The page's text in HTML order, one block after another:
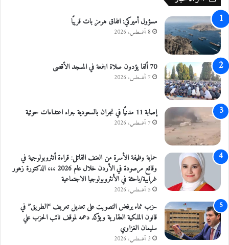
ل
م
ن
ت
ج
ا
ت
ا
ل
ز
ر
ع
ي
ة
ي
ر
ا
م
ا
ل
t
h
e
f
o
d
d
e
r
b
i
l
مسؤول أميركي: اتفاق هرمز بات قريبًا
8 أغسطس، 2026
70 ألفا يؤدون صلاة الجمعة في المسجد الأقصى
7 أغسطس، 2026
إصابة 11 مدنيًا في نجران بالسعودية جراء اعتداءات حوثية
7 أغسطس، 2026
حماية وظيفة الأسرة من العنف القاتل: قراءة أنثروبولوجية في
وقائع مرصودة في الأردن خلال عام 2026 ،،، الدكتورة زهور
غرايبة/باحثة في الأنثروبولوجيا الاجتماعية
5 أغسطس، 2026
حزب نماء يرفض التصويت على تعديل تعريف “الطريق” في
قانون الملكية العقارية ويؤكد دعمه لموقف نائب الحزب علي
سليمان الغزاوي
3 أغسطس، 2026